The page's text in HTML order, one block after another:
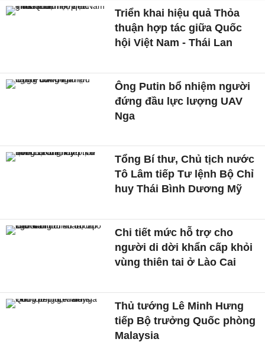
Triển khai hiệu quả Thỏa
thuận hợp tác giữa Quốc
hội Việt Nam - Thái Lan
Ông Putin bổ nhiệm người
đứng đầu lực lượng UAV
Nga
Tổng Bí thư, Chủ tịch nước
Tô Lâm tiếp Tư lệnh Bộ Chỉ
huy Thái Bình Dương Mỹ
Chi tiết mức hỗ trợ cho
người di dời khẩn cấp khỏi
vùng thiên tai ở Lào Cai
Thủ tướng Lê Minh Hưng
tiếp Bộ trưởng Quốc phòng
Malaysia